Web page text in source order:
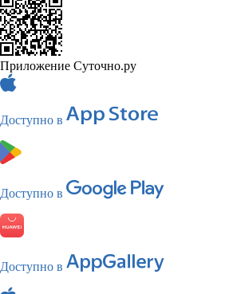
Приложение Суточно.ру
Доступно в
Доступно в
Доступно в